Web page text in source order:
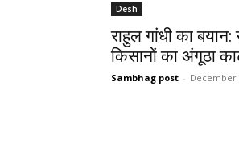
Desh
राहुल गांधी का
किसानों का अंगूठा
Sambhag post - December